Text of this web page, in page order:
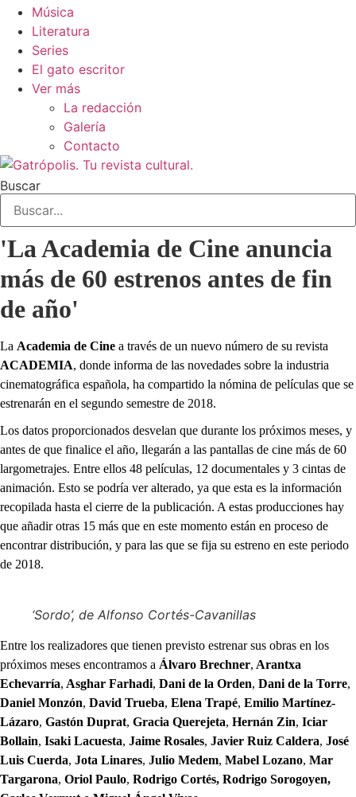
Música
Literatura
Series
El gato escritor
Ver más
La redacción
Galería
Contacto
Buscar
'La Academia de Cine anuncia
más de 60 estrenos antes de fin
de año'
La Academia de Cine a través de un nuevo número de su revista
ACADEMIA, donde informa de las novedades sobre la industria
cinematográfica española, ha compartido la nómina de películas que se
estrenarán en el segundo semestre de 2018.
Los datos proporcionados desvelan que durante los próximos meses, y
antes de que finalice el año, llegarán a las pantallas de cine más de 60
largometrajes. Entre ellos 48 películas, 12 documentales y 3 cintas de
animación. Esto se podría ver alterado, ya que esta es la información
recopilada hasta el cierre de la publicación. A estas producciones hay
que añadir otras 15 más que en este momento están en proceso de
encontrar distribución, y para las que se fija su estreno en este periodo
de 2018.
‘Sordo’, de Alfonso Cortés-Cavanillas
Entre los realizadores que tienen previsto estrenar sus obras en los
próximos meses encontramos a Álvaro Brechner, Arantxa
Echevarría, Asghar Farhadi, Dani de la Orden, Dani de la Torre,
Daniel Monzón, David Trueba, Elena Trapé, Emilio Martínez-
Lázaro, Gastón Duprat, Gracia Querejeta, Hernán Zin, Iciar
Bollain, Isaki Lacuesta, Jaime Rosales, Javier Ruiz Caldera, José
Luis Cuerda, Jota Linares, Julio Medem, Mabel Lozano, Mar
Targarona, Oriol Paulo, Rodrigo Cortés, Rodrigo Sorogoyen,